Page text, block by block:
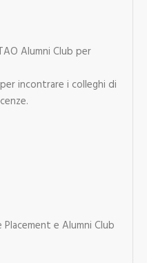
Alumni Club per
incontrare i colleghi di
Placement e Alumni Club